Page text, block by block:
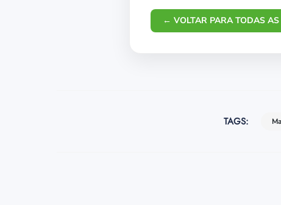
← VOLTAR PARA TODAS
TAGS: